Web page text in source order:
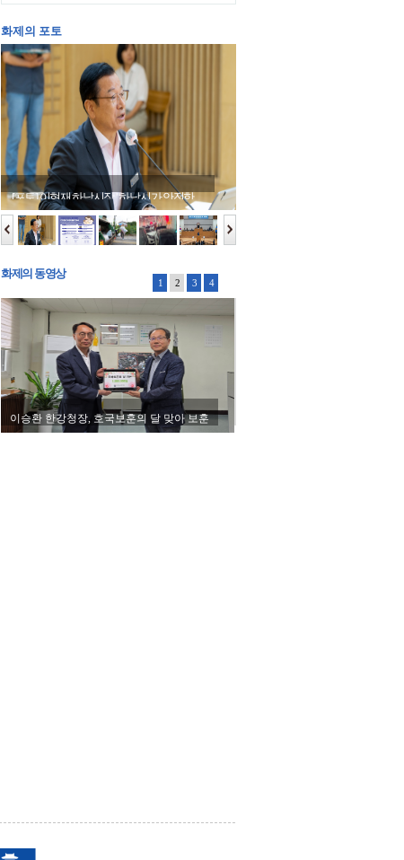
화제의 포토
[포토] 이현재 하남시장 "하남시가 안전한
환경이 되도록 노력할 것"
[포토] 이현재 하남시장 "하남시가 안전한
환경이 되도록 노력할 것"
[포토] 이현재 하남시장 "하남시가 안전한
환경이 되도록 노력할 것"
[포토] 이현재 하남시장 "하남시가 안전한
환경이 되도록 노력할 것"
[포토] 이현재 하남시장 "하남시가 안전한
환경이 되도록 노력할 것"
[포토] 이현재 하남시장 "하남시가 안전한
환경이 되도록 노력할 것"
[포토] 이현재 하남시장 "하남시가 안전한
환경이 되도록 노력할 것"
구리시, 출산부 대상 1:1 모유 수유 클리닉
시작
화제의 동영상
1 2 3 4
이승환 한강청장, 호국보훈의 달 맞아 보훈